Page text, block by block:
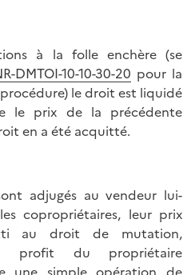
à la folle enchère (se
DMTOI-10-10-30-20 pour la
le droit est liquidé
le prix de la précédente
en a été acquitté.
adjugés au vendeur lui-
copropriétaires, leur prix
au droit de mutation,
profit du propriétaire